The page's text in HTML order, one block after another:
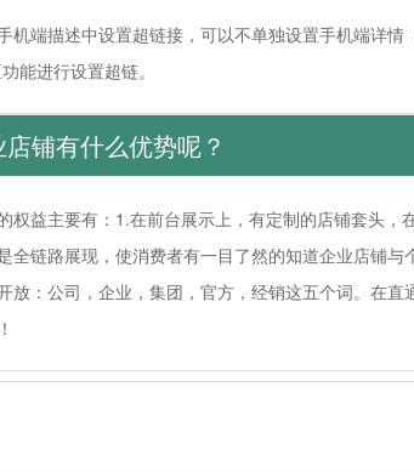
机端描述中设置超链接，可以不单独设置手机端详
能进行设置超链。
铺有什么优势呢？
权益主要有：1.在前台展示上，有定制的店铺套头
全链路展现，使消费者有一目了然的知道企业店铺
放：公司，企业，集团，官方，经销这五个词。在